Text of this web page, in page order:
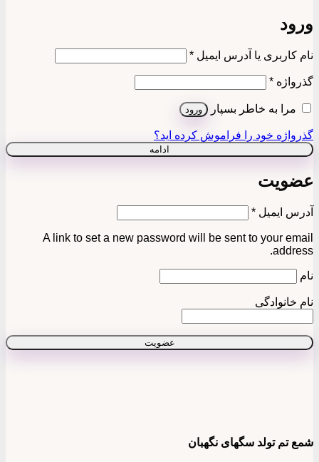
ورود
نام کاربری یا آدرس ایمیل *الزامی
گذرواژه *الزامی
مرا به خاطر بسپار ورود
گذرواژه خود را فراموش کرده اید؟
ادامه
عضویت
آدرس ایمیل *الزامی
A link to set a new password will be sent to your email
address.
نام
نام خانوادگی
عضویت
شمع تم تولد سگهای نگهبان